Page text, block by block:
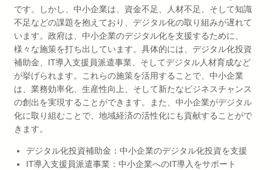
です。しかし、中小企業は、資金不足、人材不足、そして知識
不足などの課題を抱えており、デジタル化の取り組みが遅れて
います。政府は、中小企業のデジタル化を支援するために、
様々な施策を打ち出しています。具体的には、デジタル化投資
補助金、IT導入支援員派遣事業、そしてデジタル人材育成など
が挙げられます。これらの施策を活用することで、中小企業
は、業務効率化、生産性向上、そして新たなビジネスチャンス
の創出を実現することができます。また、中小企業がデジタル
化に取り組むことで、地域経済の活性化にも貢献することがで
きます。
デジタル化投資補助金：中小企業のデジタル化投資を支援
IT導入支援員派遣事業：中小企業へのIT導入をサポート